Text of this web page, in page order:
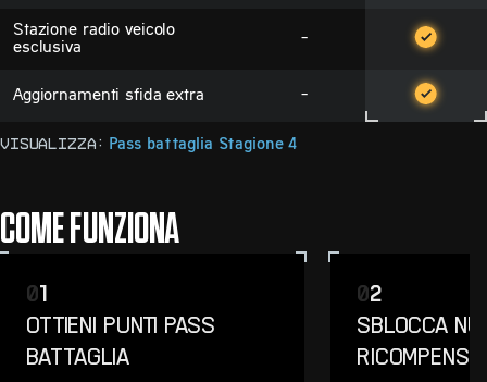
Stazione radio veicolo
esclusiva
-
Aggiornamenti sfida extra -
Visualizza: Pass battaglia Stagione 4
COME FUNZIONA
01
OTTIENI PUNTI PASS
BATTAGLIA
02
SBLOCCA
RICOMPENSE